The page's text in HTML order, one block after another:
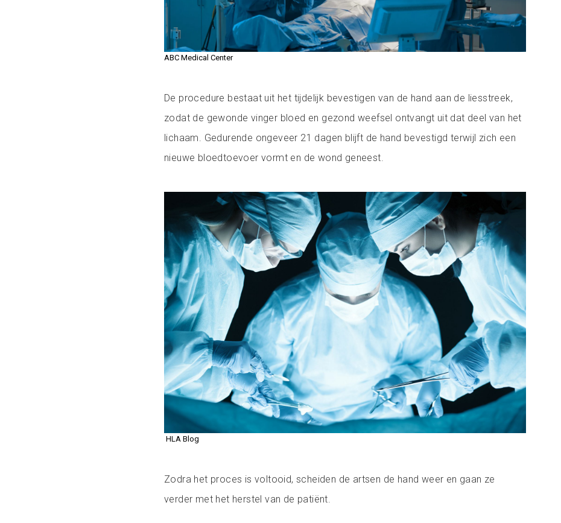
ABC Medical Center
De procedure bestaat uit het tijdelijk bevestigen van de hand aan de liesstreek,
zodat de gewonde vinger bloed en gezond weefsel ontvangt uit dat deel van het
lichaam. Gedurende ongeveer 21 dagen blijft de hand bevestigd terwijl zich een
nieuwe bloedtoevoer vormt en de wond geneest.
HLA Blog
Zodra het proces is voltooid, scheiden de artsen de hand weer en gaan ze
verder met het herstel van de patiënt.